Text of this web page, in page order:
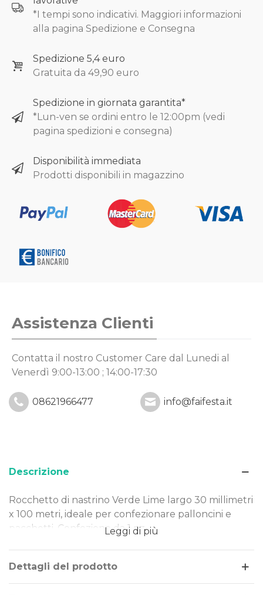
*I tempi sono indicativi. Maggiori informazioni
alla pagina Spedizione e Consegna
Spedizione 5,4 euro
Gratuita da 49,90 euro
Spedizione in giornata garantita*
*Lun-ven se ordini entro le 12:00pm (vedi
pagina spedizioni e consegna)
Disponibilità immediata
Prodotti disponibili in magazzino
Assistenza Clienti
Contatta il nostro Customer Care dal Lunedi al
Venerdì 9:00-13:00 ; 14:00-17:30
08621966477 info@faifesta.it
Descrizione
Rocchetto di nastrino Verde Lime largo 30 millimetri
x 100 metri, ideale per confezionare palloncini e
pacchetti. Confezione da 1 pz.
Leggi di più
Dettagli del prodotto